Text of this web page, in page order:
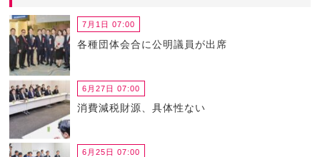
7月1日 07:00
各種団体会合に公明議員が出席
6月27日 07:00
消費減税財源、具体性ない
6月25日 07:00